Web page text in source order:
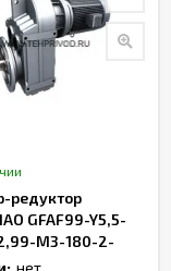
редуктор
GFAF99-Y5,5-
M3-180-2-
нет